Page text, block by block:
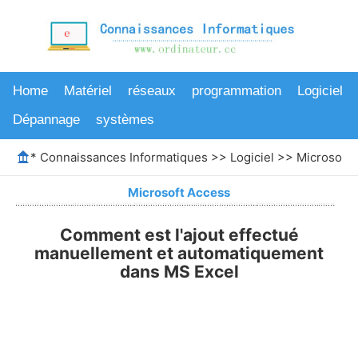
Home Matériel réseaux programmation
Logiciel
Dépannage
systèmes
* Connaissances Informatiques >> Logiciel >> Microsoft
Microsoft Access
Comment est l'ajout effectué
manuellement et automatiquement
dans MS Excel